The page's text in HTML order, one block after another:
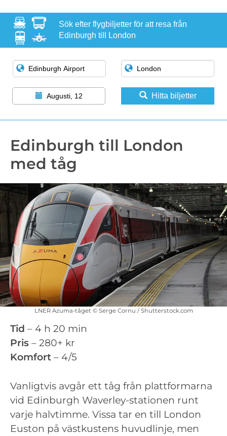
Sök efter flygbiljetter för att resa från
Edinburgh till London
Augusti, 12 Hitta biljetter
Edinburgh till London
med tåg
LNER Azuma-tåget © Serge Cornu / Shutterstock.com
Tid – 4 h 20 min
Pris – 280+ kr
Komfort – 4/5
Vanligtvis avgår ett tåg från plattformarna
vid Edinburgh Waverley-stationen runt
varje halvtimme. Vissa tar en till London
Euston på västkustens huvudlinje, men